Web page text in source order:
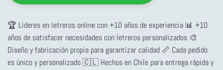
🏆 Líderes en letreros online con +10 años de experiencia 📊 +10
años de satisfacer necesidades con letreros personalizados 🎨
Diseño y fabricación propia para garantizar calidad 📏 Cada pedido
es único y personalizado 🇨🇱 Hechos en Chile para entrega rápida y